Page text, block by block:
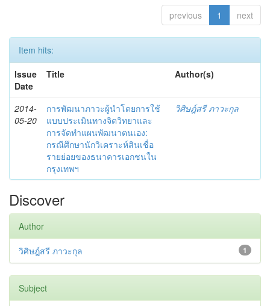
previous 1 next
Item hits:
Issue
Date
Title Author(s)
2014-
05-20
การพัฒนาภาวะผู้นำโดยการใช้
แบบประเมินทางจิตวิทยาและ
การจัดทำแผนพัฒนาตนเอง:
กรณีศึกษานักวิเคราะห์สินเชื่อ
รายย่อยของธนาคารเอกชนใน
กรุงเทพฯ
วิศิษฎ์สรี ภาวะกุล
Discover
Author
1
วิศิษฎ์สรี ภาวะกุล
Subject